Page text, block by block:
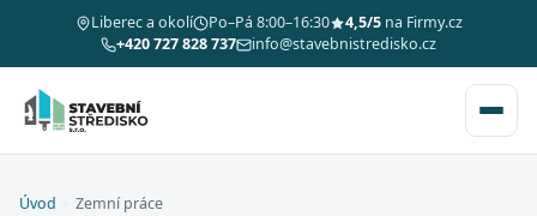
Liberec a okolí Po–Pá 8:00–16:30 4,5/5na Firmy.cz
+420 727 828 737
info@stavebnistredisko.cz
Úvod Zemní práce